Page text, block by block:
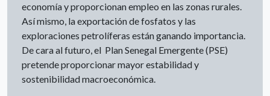
economía y proporcionan empleo en las zonas rurales.
Así mismo, la exportación de fosfatos y las
exploraciones petrolíferas están ganando importancia.
De cara al futuro, el Plan Senegal Emergente (PSE)
pretende proporcionar mayor estabilidad y
sostenibilidad macroeconómica.